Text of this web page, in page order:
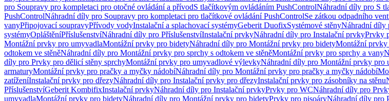
pro Soupravy pro kompletaci pro otočné ovládání a přívodS tlačítkovým ovládáním PushControlNáhradní díly pro S
PushControlNáhradní díly pro Soupravy pro kompletaci pro tlačítkové ovládání PushControlSe zátkou odpadního
vanyPřipojovací soupravyPřívody vodyInstalační a splachovací systémyGeberit DuofixSystémové stěnyNáhradní díly
systémyOpláštěníPříslušenstvíNáhradní díly pro PříslušenstvíInstalační prvkyNáhradní díly pro Instalační prvkyPrvky
Montážní prvky pro umyvadlaMontážní prvky pro bidetyNáhradní díly pro Montážní prvky pro bidetyMontážní prvky
odtokem ve stěněNáhradní díly pro Montážní prvky pro sprchy s odtokem ve stěněMontážní prvky pro sprchy a vany
díly pro Prvky pro dělicí stěny sprchyMontážní prvky pro umyvadlové výlevkyNáhradní díly pro Montážní prvky pro
armaturyMontážní prvky pro pračky a myčky nádobíNáhradní díly pro Montážní prvky pro pračky a myčky nádobí
zatíženíInstalační prvky pro dřezyNáhradní díly pro Instalační prvky pro dřezyInstalační prvky pro zásobníky na stěnu
PříslušenstvíGeberit KombifixInstalační prvkyNáhradní díly pro Instalační prvkyPrvky pro WCNáhradní díly pro
umyvadlaMontážní prvky pro bidetyNáhradní díly pro Montážní prvky pro bidetyPrvky pro pisoáryNáhradní díly pro